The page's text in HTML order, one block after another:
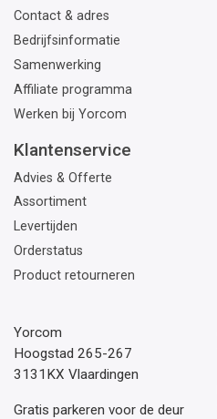
Contact & adres
Bedrijfsinformatie
Samenwerking
Affiliate programma
Werken bij Yorcom
Klantenservice
Advies & Offerte
Assortiment
Levertijden
Orderstatus
Product retourneren
Yorcom
Hoogstad 265-267
3131KX Vlaardingen
Gratis parkeren voor de deur